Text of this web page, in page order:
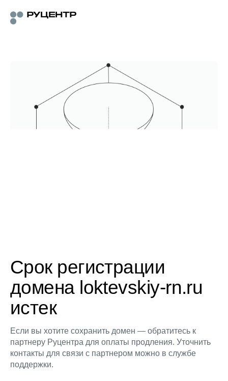
Срок регистрации
домена loktevskiy-rn.ru
истек
Если вы хотите сохранить домен — обратитесь к
партнеру Руцентра для оплаты продления. Уточнить
контакты для связи с партнером можно в службе
поддержки.